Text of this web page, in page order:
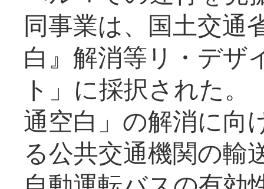
同事業は、国土交通
白』解消等リ・デザ
ト」に採択された
通空白」の解消に向
る公共交通機関の輸